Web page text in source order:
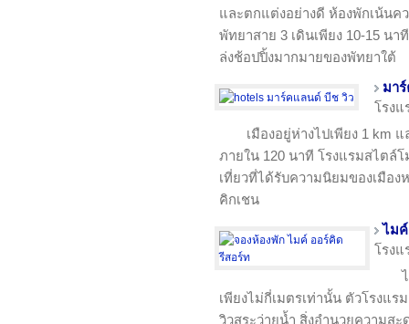
และตกแต่งอย่างดี ห้องพักเน้น
พัทยาสาย 3 เดินเพียง 10-15 น
ล่งช้อปปิ้งมากมายของพัทยาใต้
มา
โรง
เมืองอยู่ห่างไปเพียง 1 km
ภายใน 120 นาที โรงแรมสไตล์
เที่ยวที่ได้รับความนิยมของเมือง
คิกเชน
ไม
โรง
เพียงไม่กี่เมตรเท่านั้น ตัวโรงแ
วิวสระว่ายน้ำ สิ่งอำนวยความสะ